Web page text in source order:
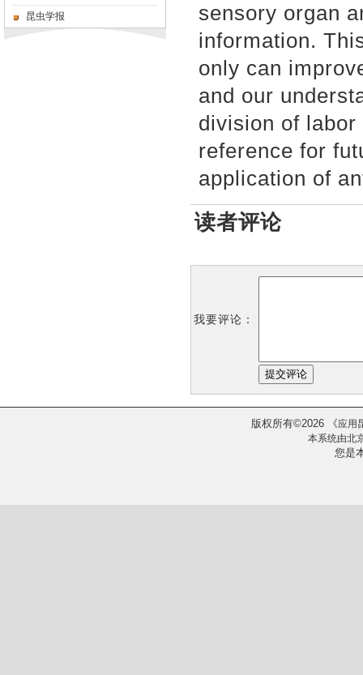
昆虫学报
sensory organ
information.
only can
and our
division of
reference for
application of
读者评论
我要评论：
版权所有©2026 《应用
本系统由北
您是